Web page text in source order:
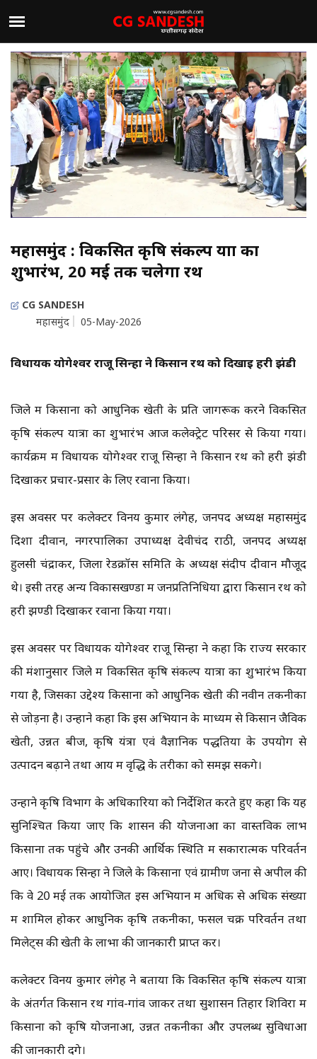
महासमुंद : विकसित कृषि संकल्प यात्रा का
शुभारंभ, 20 मई तक चलेगा रथ
CG SANDESH
महासमुंद
05-May-2026
विधायक योगेश्वर राजू सिन्हा ने किसान रथ को दिखाई हरी झंडी
जिले में किसानों को आधुनिक खेती के प्रति जागरूक करने विकसित
कृषि संकल्प यात्रा का शुभारंभ आज कलेक्ट्रेट परिसर से किया गया।
कार्यक्रम में विधायक योगेश्वर राजू सिन्हा ने किसान रथ को हरी झंडी
दिखाकर प्रचार-प्रसार के लिए रवाना किया।
इस अवसर पर कलेक्टर विनय कुमार लंगेह, जनपद अध्यक्ष महासमुंद
दिशा दीवान, नगरपालिका उपाध्यक्ष देवीचंद राठी, जनपद अध्यक्ष
हुलसी चंद्राकर, जिला रेडक्रॉस समिति के अध्यक्ष संदीप दीवान मौजूद
थे। इसी तरह अन्य विकासखण्डों में जनप्रतिनिधियों द्वारा किसान रथ को
हरी झण्डी दिखाकर रवाना किया गया।
इस अवसर पर विधायक योगेश्वर राजू सिन्हा ने कहा कि राज्य सरकार
की मंशानुसार जिले में विकसित कृषि संकल्प यात्रा का शुभारंभ किया
गया है, जिसका उद्देश्य किसानों को आधुनिक खेती की नवीन तकनीकों
से जोड़ना है। उन्होंने कहा कि इस अभियान के माध्यम से किसान जैविक
खेती, उन्नत बीज, कृषि यंत्रों एवं वैज्ञानिक पद्धतियों के उपयोग से
उत्पादन बढ़ाने तथा आय में वृद्धि के तरीकों को समझ सकेंगे।
उन्होंने कृषि विभाग के अधिकारियों को निर्देशित करते हुए कहा कि यह
सुनिश्चित किया जाए कि शासन की योजनाओं का वास्तविक लाभ
किसानों तक पहुंचे और उनकी आर्थिक स्थिति में सकारात्मक परिवर्तन
आए। विधायक सिन्हा ने जिले के किसानों एवं ग्रामीण जनों से अपील की
कि वे 20 मई तक आयोजित इस अभियान में अधिक से अधिक संख्या
में शामिल होकर आधुनिक कृषि तकनीकों, फसल चक्र परिवर्तन तथा
मिलेट्स की खेती के लाभों की जानकारी प्राप्त करें।
कलेक्टर विनय कुमार लंगेह ने बताया कि विकसित कृषि संकल्प यात्रा
के अंतर्गत किसान रथ गांव-गांव जाकर तथा सुशासन तिहार शिविरों में
किसानों को कृषि योजनाओं, उन्नत तकनीकों और उपलब्ध सुविधाओं
की जानकारी देंगे।